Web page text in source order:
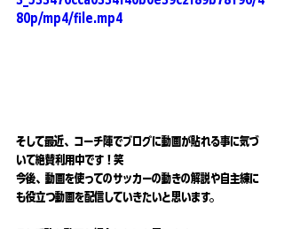
80p/mp4/file.mp4
そして最近、コーチ陣でブログに動画が貼れる事に気づ
いて絶賛利用中です！笑
今後、動画を使ってのサッカーの動きの解説や自主練に
も役立つ動画を配信していきたいと思います。